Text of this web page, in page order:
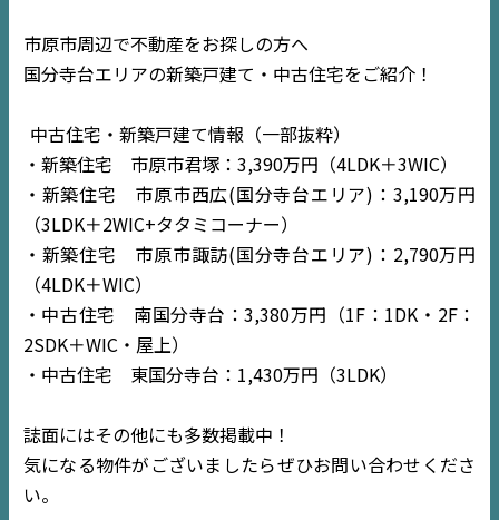
市原市周辺で不動産をお探しの方へ
国分寺台エリアの新築戸建て・中古住宅をご紹介！
中古住宅・新築戸建て情報（一部抜粋）
・新築住宅 市原市君塚：3,390万円（4LDK＋3WIC）
・新築住宅 市原市西広(国分寺台エリア)：3,190万円
（3LDK＋2WIC+タタミコーナー）
・新築住宅 市原市諏訪(国分寺台エリア)：2,790万円
（4LDK＋WIC）
・中古住宅 南国分寺台：3,380万円（1F：1DK・2F：
2SDK＋WIC・屋上）
・中古住宅 東国分寺台：1,430万円（3LDK）
誌面にはその他にも多数掲載中！
気になる物件がございましたらぜひお問い合わせくださ
い。